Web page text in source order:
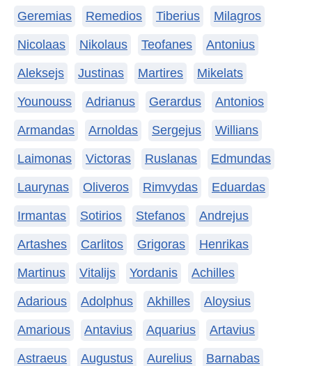
Geremias Remedios Tiberius Milagros
Nicolaas Nikolaus Teofanes Antonius
Aleksejs Justinas Martires Mikelats
Younouss Adrianus Gerardus Antonios
Armandas Arnoldas Sergejus Willians
Laimonas Victoras Ruslanas Edmundas
Laurynas Oliveros Rimvydas Eduardas
Irmantas Sotirios Stefanos Andrejus
Artashes Carlitos Grigoras Henrikas
Martinus Vitalijs Yordanis Achilles
Adarious Adolphus Akhilles Aloysius
Amarious Antavius Aquarius Artavius
Astraeus Augustus Aurelius Barnabas